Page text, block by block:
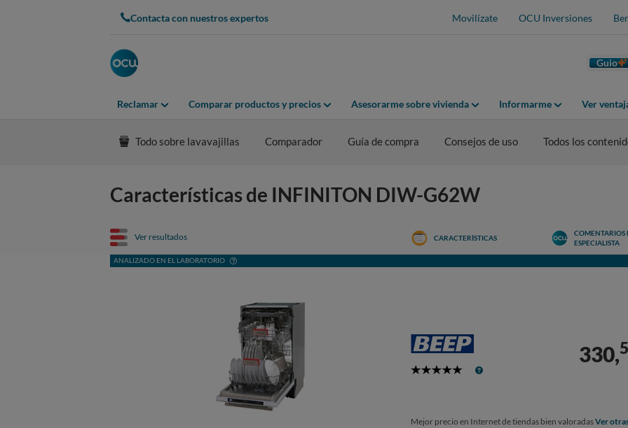
Contacta con nuestros expertos Movilízate OCU Inversiones
Guio
Reclamar Comparar productos y precios Asesorarme sobre vivienda Informarme Ver
Todo sobre lavavajillas Comparador Guía de compra Consejos de uso Todos los
Características de INFINITON DIW-G62W
Ver resultados
ANALIZADO EN EL LABORATORIO
CARACTERÍSTICAS
COMENTARIOS
ESPECIALISTA
5
330,
Mejor precio en Internet de tiendas bien valoradasVer